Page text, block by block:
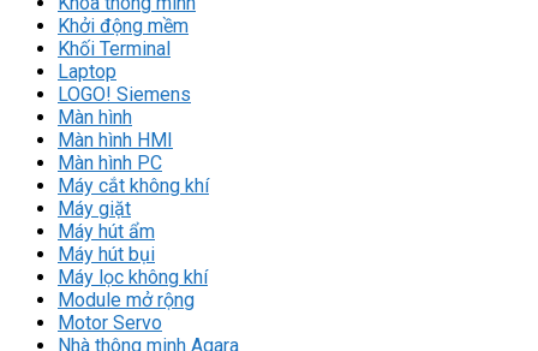
Khởi động mềm
Khối Terminal
Laptop
LOGO! Siemens
Màn hình
Màn hình HMI
Màn hình PC
Máy cắt không khí
Máy giặt
Máy hút ẩm
Máy hút bụi
Máy lọc không khí
Module mở rộng
Motor Servo
Nhà thông minh Aqara